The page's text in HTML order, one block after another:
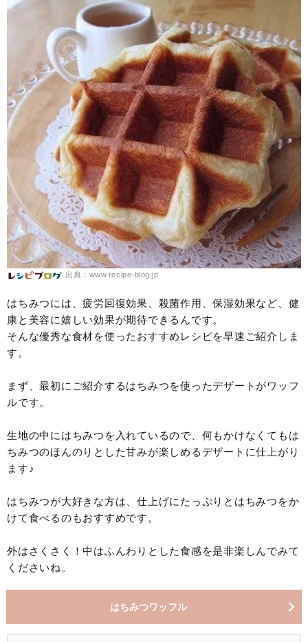
出典：www.recipe-blog.jp
はちみつには、疲労回復効果、殺菌作用、保湿効果など、健
康と美容に嬉しい効果が期待できるんです。
そんな優秀な食材を使ったおすすめレシピを早速ご紹介しま
す。
まず、最初にご紹介するはちみつを使ったデザートがワッフ
ルです。
生地の中にはちみつを入れているので、何もかけなくてもは
ちみつのほんのりとした甘みが楽しめるデザートに仕上がり
ます♪
はちみつが大好きな方は、仕上げにたっぷりとはちみつをか
けて食べるのもおすすめです。
外はさくさく！中はふんわりとした食感を是非楽しんでみて
くださいね。
はちみつワッフル